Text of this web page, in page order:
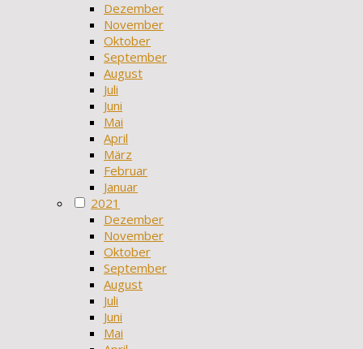
Dezember
November
Oktober
September
August
Juli
Juni
Mai
April
März
Februar
Januar
2021
Dezember
November
Oktober
September
August
Juli
Juni
Mai